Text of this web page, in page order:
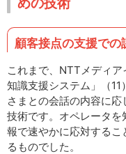
顧客接点の支援での
これまで、NTTメディ
知識支援システム」（
さまとの会話の内容に
技術です。オペレータ
報で速やかに応対する
るものでした。